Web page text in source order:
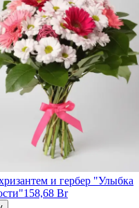
и гербер "Улыбка
158,68 Br